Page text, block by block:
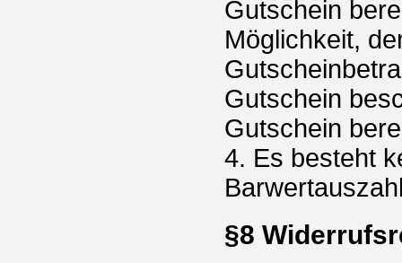
Gutschein
Möglichkeit,
Gutschein
Gutschein
4. Es besteht
§8